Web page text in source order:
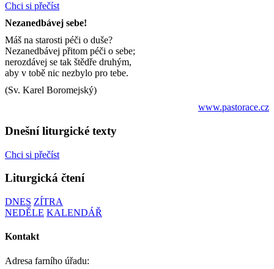
Chci si přečíst
Nezanedbávej sebe!
Máš na starosti péči o duše?
Nezanedbávej přitom péči o sebe;
nerozdávej se tak štědře druhým,
aby v tobě nic nezbylo pro tebe.
(Sv. Karel Boromejský)
www.pastorace.cz
Dnešní liturgické texty
Chci si přečíst
Liturgická čtení
DNES ZÍTRA
NEDĚLE KALENDÁŘ
Kontakt
Adresa farního úřadu: